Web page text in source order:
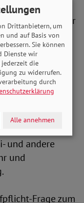
der Sorge vor
von
ohne eine
der
steigender
Beruf droht.
Pflege im
erscheint
und andere
und
Frage zum
Drittanbietern, um
und auf Basis von
Sie können
Dienste wir
jederzeit die
zu widerrufen.
durch
Alle annehmen